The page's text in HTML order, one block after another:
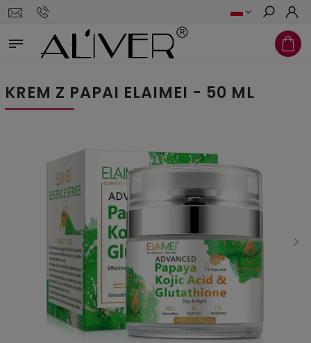
Szukaj
KREM Z PAPAI ELAIMEI - 50 ML